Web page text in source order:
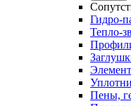
Гидро-
Тепло-
Пены,